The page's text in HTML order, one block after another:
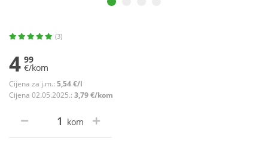
(3)
4 99
€/kom
Cijena za j.m.: 5,54 €/l
Cijena 02.05.2025.: 3,79 €/kom
kom